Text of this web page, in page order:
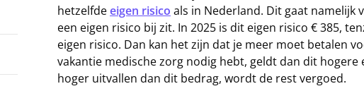
hetzelfdeeigen risico als in Nederland. Dit gaat namelijk
een eigen risico bij zit. In 2025 is dit eigen risico € 385,
eigen risico. Dan kan het zijn dat je meer moet betalen
vakantie medische zorg nodig hebt, geldt dan dit hogere
hoger uitvallen dan dit bedrag, wordt de rest vergoed.